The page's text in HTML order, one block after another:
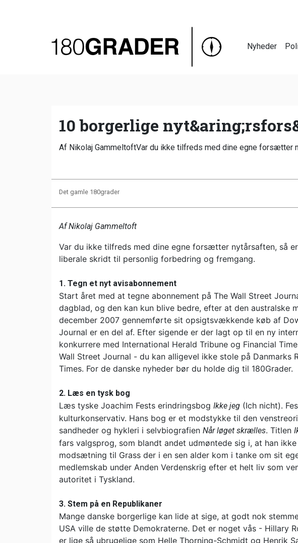
Nyheder
10 borgerlige
Af Nikolaj GammeltoftVar du ikke tilfreds med dine egne forsætter
Det gamle 180grader
Af Nikolaj Gammeltoft
Var du ikke tilfreds med dine egne forsætter nytårsaften, så
liberale skridt til personlig forbedring og fremgang.
1. Tegn et nyt avisabonnement
Start året med at tegne abonnement på The Wall Street
dagblad, og den kan kun blive bedre, efter at den australske
december 2007 gennemførte sit opsigtsvækkende køb af
Journal er en del af. Efter sigende er der lagt op til en ny
konkurrere med International Herald Tribune og Financial
Wall Street Journal - du kan alligevel ikke stole på Danmarks
Times. For de danske nyheder bør du holde dig til 180Grader.
2. Læs en tysk bog
Læs tyske Joachim Fests erindringsbog Ikke jeg (Ich nicht).
kulturkonservativ. Hans bog er et modstykke til den
sandheder og hykleri i selvbiografien Når løget skrælles. Titlen
fars valgsprog, som blandt andet udmøntede sig i, at han
modsætning til Grass der i en sen alder kom i tanke om sit
medlemskab under Anden Verdenskrig efter et helt liv som
autoritet i Tyskland.
3. Stem på en Republikaner
Mange danske borgerlige kan lide at sige, at godt nok
USA ville de støtte Demokraterne. Det er noget vås - Hillary
er lige så ubrugelige som Helle Thorning-Schmidt og Henrik